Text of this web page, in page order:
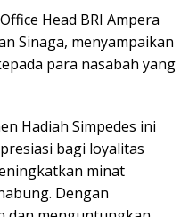
Head BRI Ampera
Sinaga, menyampaikan
para nasabah yang
Hadiah Simpedes ini
bagi loyalitas
minat
Dengan